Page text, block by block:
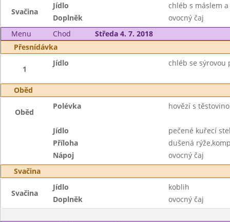
Svačina
Jídlo
chléb s máslem
Doplněk
ovocný čaj
Menu
Chod
Středa 4. 7. 2018
Přesnídávka
1
Jídlo chléb se sýrovou
Oběd
Oběd
Polévka hovězí s
Jídlo
pečené kuřecí
Příloha
dušená
Nápoj
ovocný čaj
Svačina
Svačina
Jídlo
koblih
Doplněk
ovocný čaj